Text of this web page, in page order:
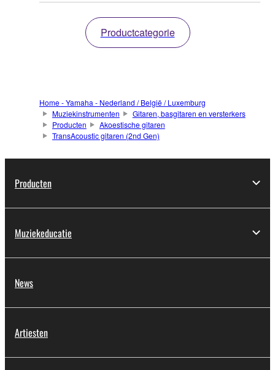
Productcategorie
Home - Yamaha - Nederland / België / Luxemburg
Muziekinstrumenten
Gitaren, basgitaren en versterkers
Producten
Akoestische gitaren
TransAcoustic gitaren (2nd Gen)
Producten
Muziekeducatie
News
Artiesten